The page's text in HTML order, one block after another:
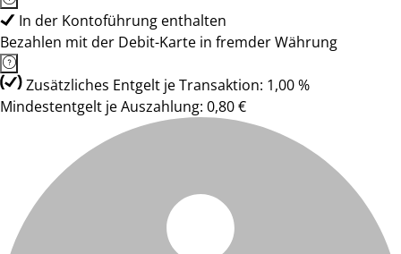
In der Kontoführung enthalten
Bezahlen mit der Debit-Karte in fremder Währung
Zusätzliches Entgelt je Transaktion: 1,00 %
Mindestentgelt je Auszahlung: 0,80 €